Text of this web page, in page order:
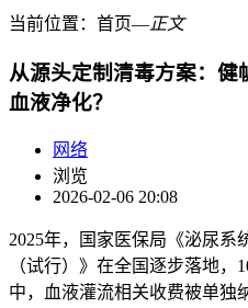
当前位置： 首页―正文
从源头定制清毒方案：健
血液净化？
网络
浏览
2026-02-06 20:08
2025年，国家医保局《泌尿系
（试行）》在全国逐步落地，
中，血液灌流相关收费被单独